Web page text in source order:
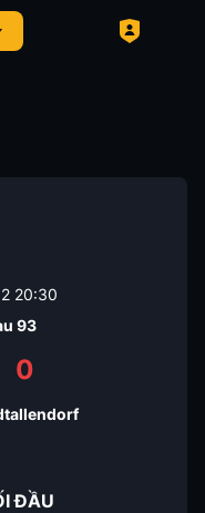
20:30
93
0
ĐẦU